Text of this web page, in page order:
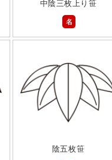
中陰三枚上り笹
名
陰五枚笹